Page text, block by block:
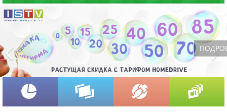
Previous